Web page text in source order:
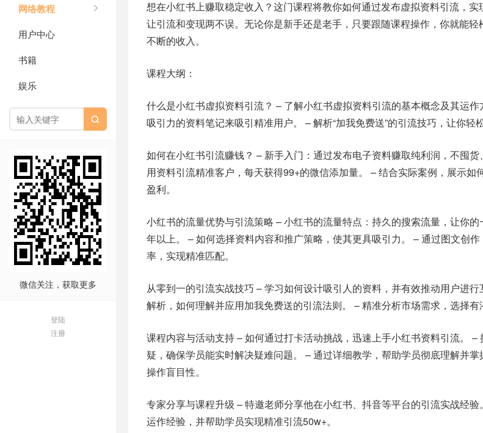
网络教程
用户中心
书籍
娱乐

微信关注，获取更多
登陆
注册
想在小红书上赚取稳定收入？这门课程将教你如何通过发布虚拟资料引流，实
让引流和变现两不误。无论你是新手还是老手，只要跟随课程操作，你就能
不断的收入。
课程大纲：
什么是小红书虚拟资料引流？ – 了解小红书虚拟资料引流的基本概念及其运
吸引力的资料笔记来吸引精准用户。 – 解析“加我免费送”的引流技巧，让你轻
如何在小红书引流赚钱？ – 新手入门：通过发布电子资料赚取纯利润，不囤货
用资料引流精准客户，每天获得99+的微信添加量。 – 结合实际案例，展示如
盈利。
小红书的流量优势与引流策略 – 小红书的流量特点：持久的搜索流量，让你
年以上。 – 如何选择资料内容和推广策略，使其更具吸引力。 – 通过图文创
率，实现精准匹配。
从零到一的引流实战技巧 – 学习如何设计吸引人的资料，并有效推动用户进
解析，如何理解并应用加我免费送的引流法则。 – 精准分析市场需求，选择有
课程内容与活动支持 – 如何通过打卡活动挑战，迅速上手小红书资料引流。 –
疑，确保学员能实时解决疑难问题。 – 通过详细教学，帮助学员彻底理解并
操作盲目性。
专家分享与课程升级 – 特邀老师分享他在小红书、抖音等平台的引流实战经
运作经验，并帮助学员实现精准引流50w+。